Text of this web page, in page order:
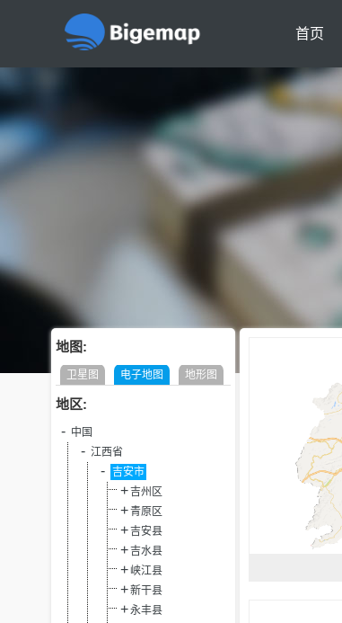
首页
地图:
卫星图 电子地图 地形图
地区:
中国
江西省
吉安市
吉州区
青原区
吉安县
吉水县
峡江县
新干县
永丰县